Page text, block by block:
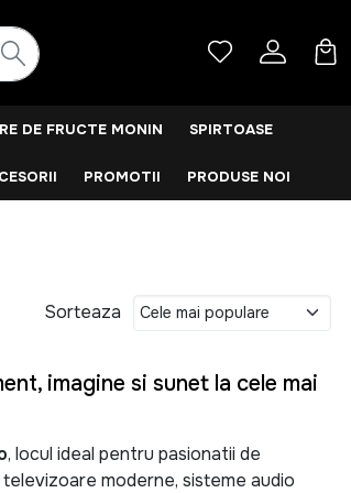
DE FRUCTE MONIN SPIRTOASE
PROMOTII PRODUSE NOI
Sorteaza
imagine si sunet la cele mai
, locul ideal pentru pasionatii de
moderne, sisteme audio